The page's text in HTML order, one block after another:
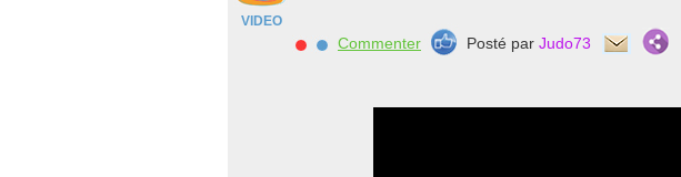
VIDEO
Commenter Posté par Judo73